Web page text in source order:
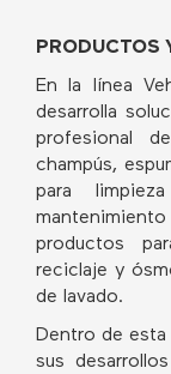
PRODUCTOS
En la línea
desarrolla
profesional
champús,
para
productos
reciclaje y
de lavado.
Dentro de esta
sus